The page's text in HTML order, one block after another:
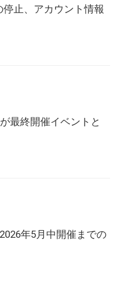
止、アカウント情報
最終開催イベントと
年5月中開催までの